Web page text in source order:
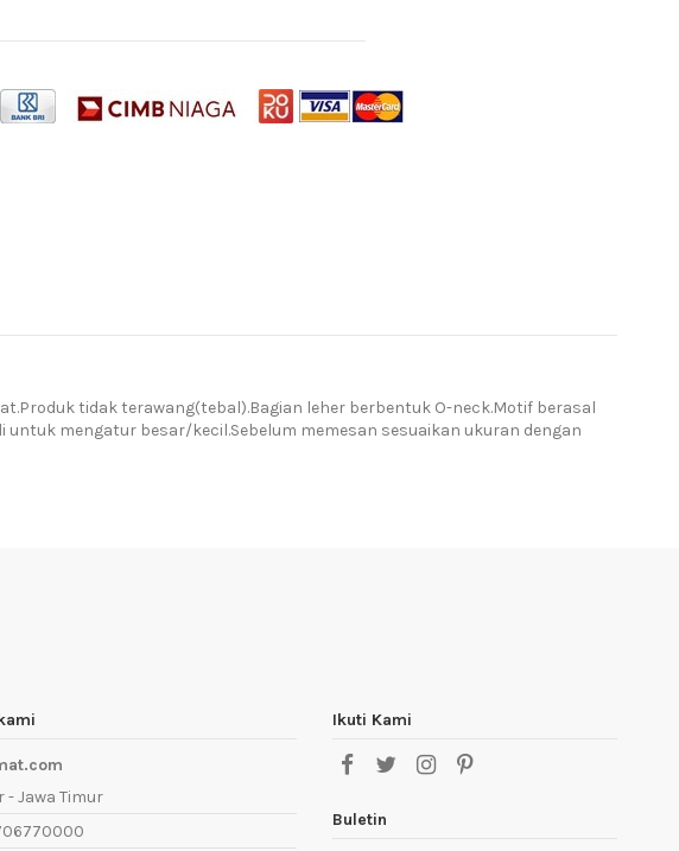
tidak terawang(tebal).Bagian leher berbentuk O-neck.Motif berasal
mengatur besar/kecil.Sebelum memesan sesuaikan ukuran dengan
- Jawa Timur
Ikuti Kami
Buletin